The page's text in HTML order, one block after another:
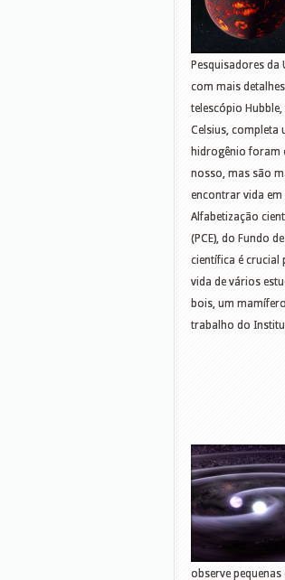
Pesquisadores
com mais
telescópio
Celsius, completa
hidrogênio foram
nosso, mas são
encontrar vida
Alfabetização
(PCE), do Fundo
científica é crucial
vida de vários
bois, um
trabalho do
observe